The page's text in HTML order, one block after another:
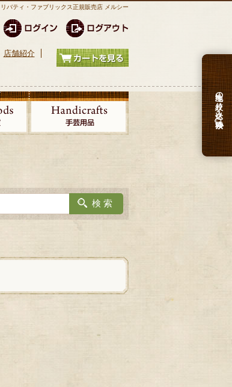
リバティ・ファブリックス正規販売店 メルシー
店舗紹介
生地の絞り込み検索